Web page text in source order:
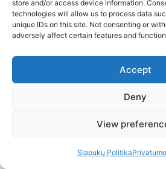
store and/or access device information.
technologies will allow us to process data
unique IDs on this site. Not consenting or
adversely affect certain features and
Accept
Deny
View
Slapukų Politika
vieną mišinį?
Taip, dauguma pavasarinių
Kokie šaltiniai padės gilinti
patikimomis informacijos